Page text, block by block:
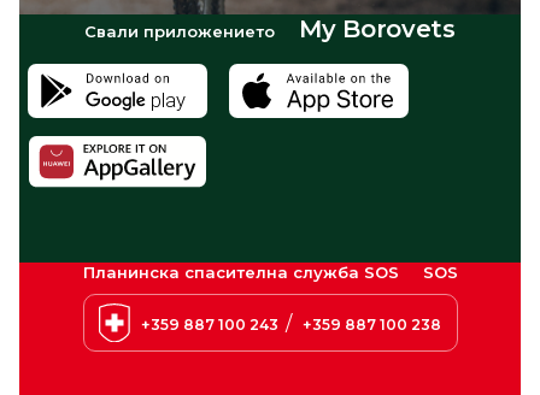
Свали приложението My Borovets
Планинска спасителна служба SOS SOS
+359 887 100 243 / +359 887 100 238